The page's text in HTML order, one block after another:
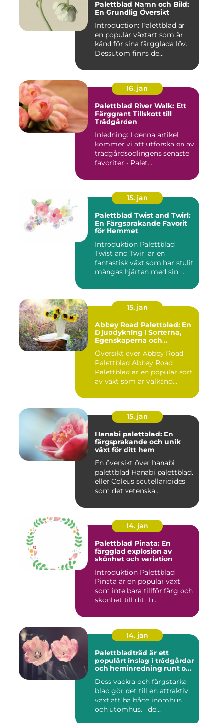
Palettblad Namn och Bild:
En Grundlig Översikt
Introduction: Palettblad är
en populär växtart som är
känd för sina färgglada löv.
Dessutom finns de...
16. jan
Palettblad River Walk: Ett
Färggrant Tillskott till
Trädgården
Inledning: I denna artikel
kommer vi att utforska en av
trädgårdsodlingens senaste
favoriter - Palet...
15. jan
Palettblad Twist and Twirl:
En Färgsprakande Favorit
för Hemmet
Introduktion Palettblad
Twist and Twirl är en
fantastisk växt som har stulit
mångas hjärtan med sin ...
15. jan
Abbey Road Palettblad: En
Djupdykning i Sorterna,
Egenskaperna och
Historien
Översikt över Abbey Road
Palettblad Abbey Road
Palettblad är en populär sort
av växt som är välkänd...
15. jan
Hanabi palettblad: En
färgsprakande och unik
växt för ditt hem
En översikt över hanabi
palettblad Hanabi palettblad,
eller Coleus scutellarioides
som det vetenska...
14. jan
Palettblad Pinata: En
färgglad explosion av
skönhet och variation
Introduktion Palettblad
Pinata är en populär växt
som inte bara tillför färg och
skönhet till ditt h...
14. jan
Palettbladträd är ett
populärt inslag i trädgårdar
och heminredning runt om
Dess vackra och färgstarka
blad gör det till en attraktiv
växt att ha både inomhus
och utomhus. I de...